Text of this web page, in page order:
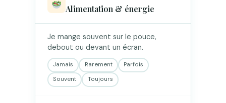
Alimentation & énergie
Je mange souvent sur le pouce,
debout ou devant un écran.
Jamais Rarement
Parfois
Souvent
Toujours